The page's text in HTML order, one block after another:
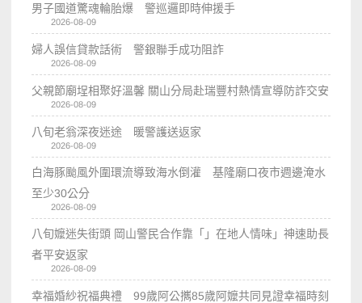
男子國道驚魂輪胎爆 警巡邏即時伸援手
2026-08-09
婦人誤信貸款話術 警銀聯手成功阻詐
2026-08-09
父親節廟埕相聚好溫馨 關山分局赴瑞豐村熱情宣導防詐交安
2026-08-09
八旬老翁深夜迷途 暖警護送返家
2026-08-09
白海豚颱風外圍環流導致海水倒灌 基隆廟口夜市週邊淹水
至少30公分
2026-08-09
八旬嬤迷失街頭 岡山警民合作靠「」在地人情味」神速助長
者平安返家
2026-08-09
幸福婚紗祝福典禮 99歲阿公𢹂85歲阿嬤共同見證幸福時刻